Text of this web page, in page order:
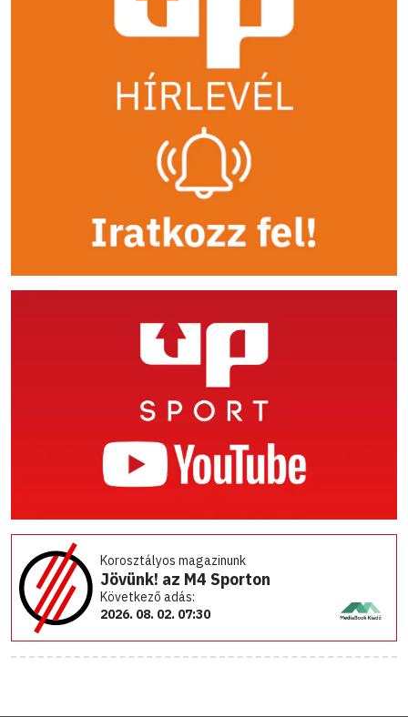
Korosztályos magazinunk
Jövünk! az M4 Sporton
Következő adás:
2026. 08. 02. 07:30